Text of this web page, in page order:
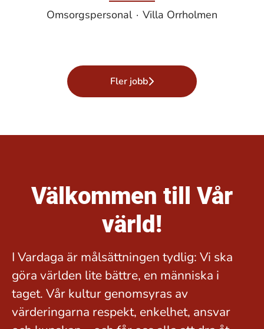
Omsorgspersonal · Villa Orrholmen
Fler jobb
Välkommen till Vår
värld!
I Vardaga är målsättningen tydlig: Vi ska
göra världen lite bättre, en människa i
taget. Vår kultur genomsyras av
värderingarna respekt, enkelhet, ansvar